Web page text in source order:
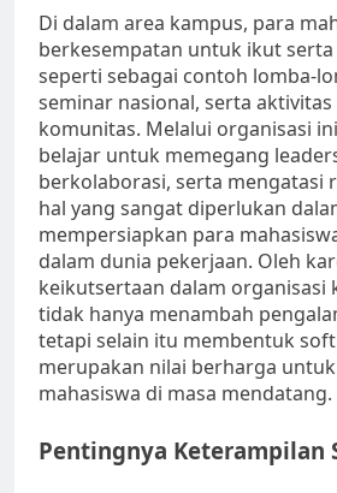
Di dalam area kampus, para
berkesempatan untuk ikut
seperti sebagai contoh lomba-
seminar nasional, serta
komunitas. Melalui organisasi
belajar untuk memegang
berkolaborasi, serta mengatasi
hal yang sangat diperlukan
mempersiapkan para
dalam dunia pekerjaan. Oleh
keikutsertaan dalam organisasi
tidak hanya menambah
tetapi selain itu membentuk
merupakan nilai berharga
mahasiswa di masa mendatang.
Pentingnya Keterampilan